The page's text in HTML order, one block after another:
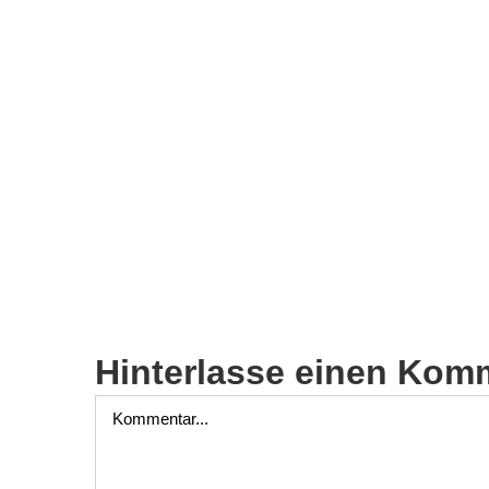
Hinterlasse einen